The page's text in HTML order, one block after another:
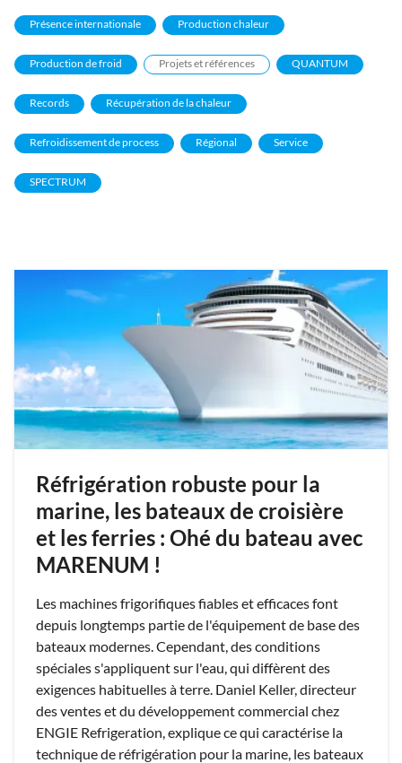
Présence internationale Production chaleur
Production de froid Projets et références QUANTUM
Records Récupération de la chaleur
Refroidissement de process Régional Service
SPECTRUM
Réfrigération robuste pour la
marine, les bateaux de croisière
et les ferries : Ohé du bateau avec
MARENUM !
Les machines frigorifiques fiables et efficaces font
depuis longtemps partie de l'équipement de base des
bateaux modernes. Cependant, des conditions
spéciales s'appliquent sur l'eau, qui diffèrent des
exigences habituelles à terre. Daniel Keller, directeur
des ventes et du développement commercial chez
ENGIE Refrigeration, explique ce qui caractérise la
technique de réfrigération pour la marine, les bateaux